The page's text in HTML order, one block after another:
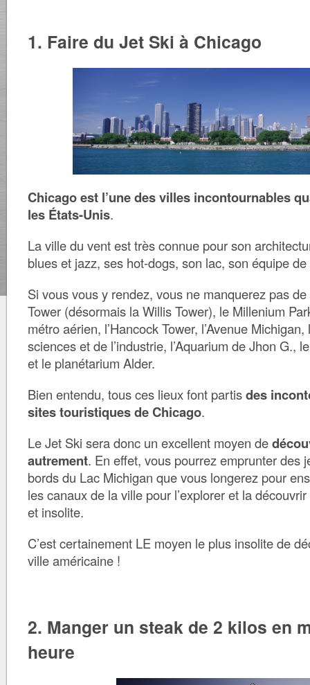
1. Faire du Jet Ski à Chicago
Chicago est l’une des villes incontournables
les États-Unis.
La ville du vent est très connue pour son
blues et jazz, ses hot-dogs, son lac, son équipe
Si vous vous y rendez, vous ne manquerez pas
Tower (désormais la Willis Tower), le Millenium
métro aérien, l’Hancock Tower, l’Avenue
sciences et de l’industrie, l’Aquarium de Jhon G.,
et le planétarium Alder.
Bien entendu, tous ces lieux font partisdes
sites touristiques de Chicago.
Le Jet Ski sera donc un excellent moyen de
autrement. En effet, vous pourrez emprunter des
bords du Lac Michigan que vous longerez pour
les canaux de la ville pour l’explorer et la
et insolite.
C’est certainement LE moyen le plus insolite de
ville américaine !
2. Manger un steak de 2 kilos en
heure